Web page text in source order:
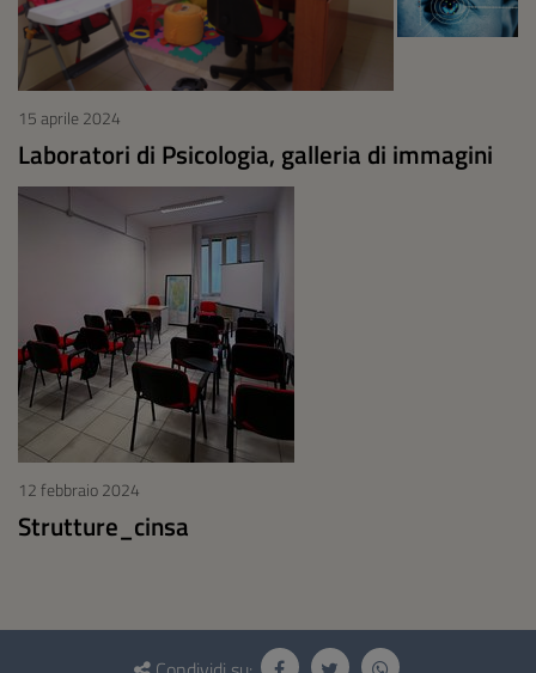
15 aprile 2024
Laboratori di Psicologia, galleria di immagini
12 febbraio 2024
Strutture_cinsa
Questionario